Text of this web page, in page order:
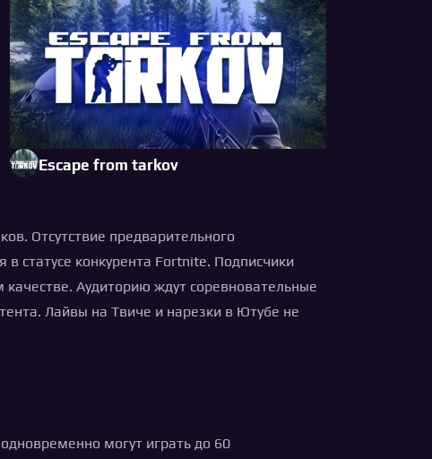
Escape from tarkov
Отсутствие предварительного
статусе конкурента Fortnite. Подписчики
Аудиторию ждут соревновательные
Лайвы на Твиче и нарезки в Ютубе не
могут играть до 60